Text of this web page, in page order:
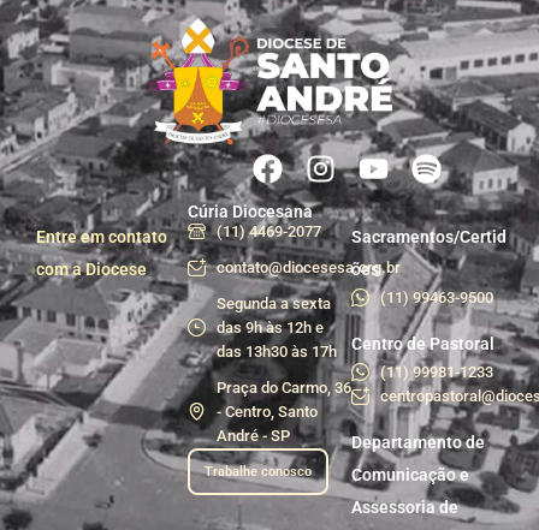
Entre em contato
com a Diocese
Cúria Diocesana
(11) 4469-2077
contato@diocesesa.org.br
Segunda a sexta
das 9h às 12h e
das 13h30 às 17h
Praça do Carmo, 36
- Centro, Santo
André - SP
Trabalhe conosco
Sacramentos/Certid
ões
(11) 99463-9500
Centro de Pastoral
(11) 99981-1233
Departamento de
Comunicação e
Assessoria de